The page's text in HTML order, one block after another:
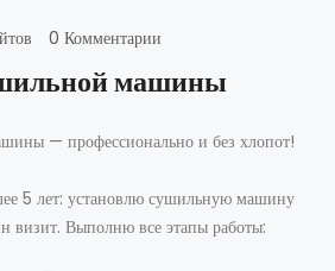
0 Комментарии
машины
— профессионально и без хлопот!
5 лет: установлю сушильную машину
визит. Выполню все этапы работы: